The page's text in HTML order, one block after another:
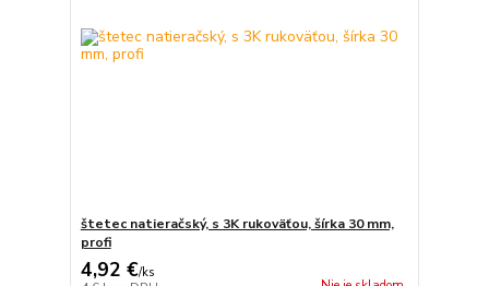
štetec natieračský, s 3K rukoväťou, šírka 30 mm,
profi
4,92 €/ks